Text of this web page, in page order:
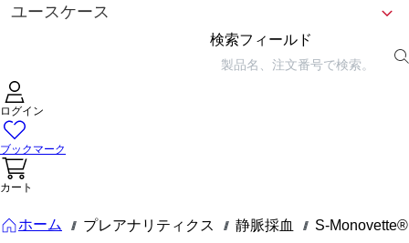
ユースケース
検索フィールド
ログイン
ブックマーク
カート
ホーム /// プレアナリティクス /// 静脈採血 /// S-